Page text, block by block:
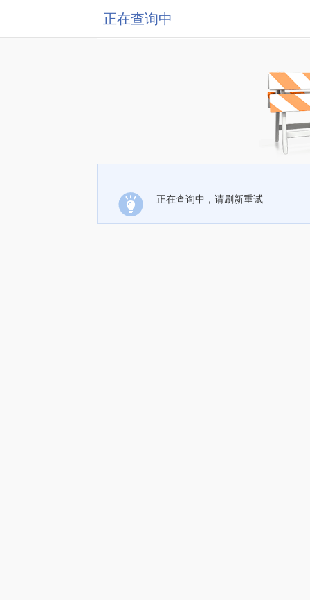
正在查询中
正在查询中，请刷新重试